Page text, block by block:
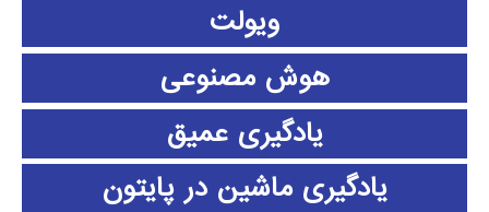
ویولت
هوش مصنوعی
یادگیری عمیق
یادگیری ماشین در پایتون